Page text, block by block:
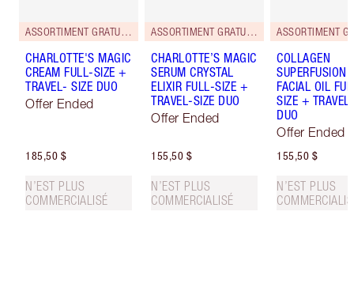
ASSORTIMENT GRATUIT AU FORMAT VOYAGE!
CHARLOTTE'S MAGIC
CREAM FULL-SIZE +
TRAVEL- SIZE DUO
Offer Ended
185,50 $
N’EST PLUS
COMMERCIALISÉ
ASSORTIMENT GRATUIT AU FORMAT VOYAGE!
CHARLOTTE’S MAGIC
SERUM CRYSTAL
ELIXIR FULL-SIZE +
TRAVEL-SIZE DUO
Offer Ended
155,50 $
N’EST PLUS
COMMERCIALISÉ
COLLAGEN
SUPERFUSION
FACIAL OIL
SIZE +
DUO
Offer Ended
155,50 $
N’EST PLUS